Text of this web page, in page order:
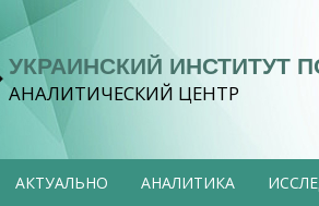
УКРАИНСКИЙ ИНСТИТУТ
АНАЛИТИЧЕСКИЙ ЦЕНТР
АКТУАЛЬНО АНАЛИТИКА